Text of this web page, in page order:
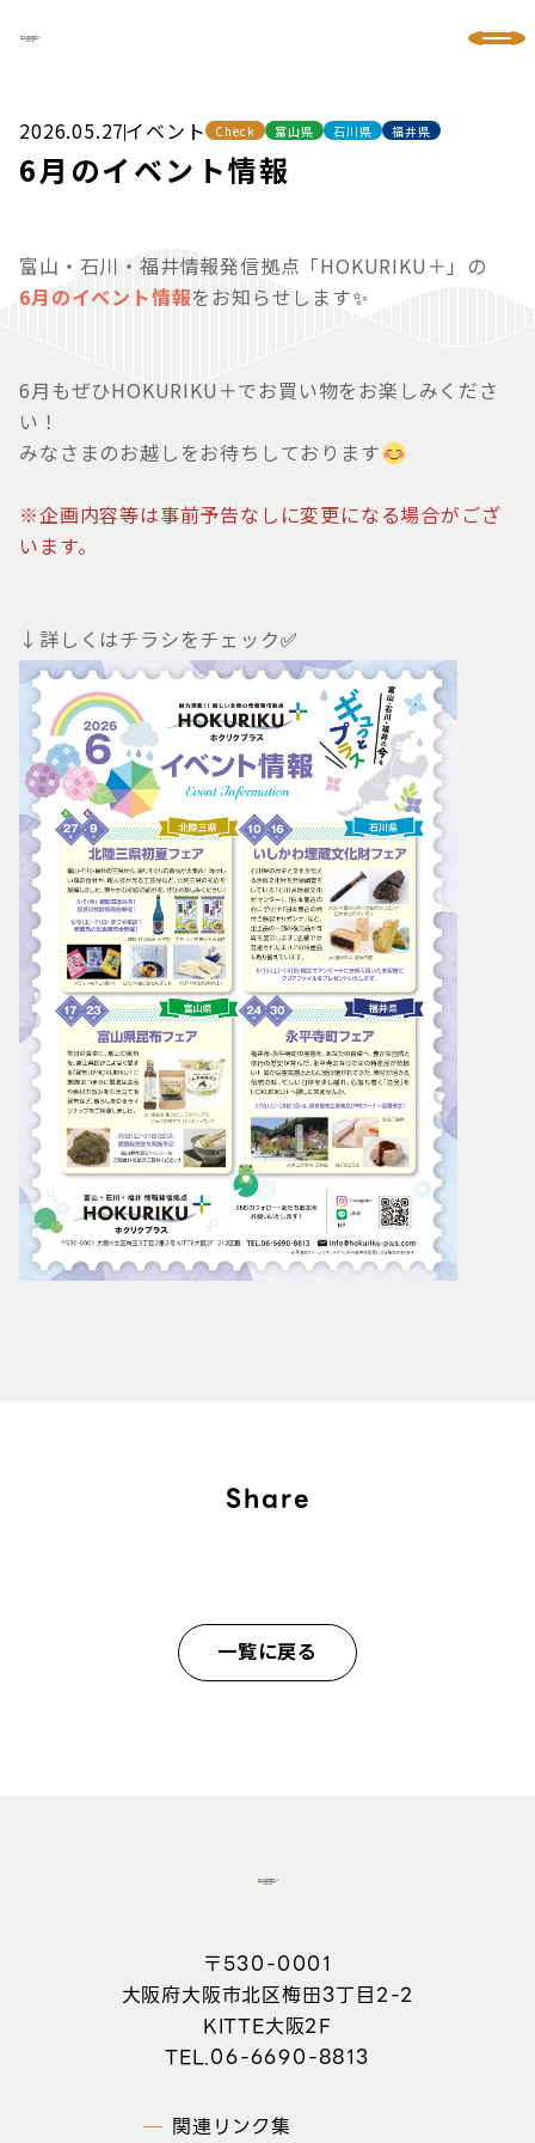
6月のイベント情報
2026.05.27イベント Check 富山県 石川県 福井県
富山・石川・福井情報発信拠点「HOKURIKU＋」の
6月のイベント情報をお知らせします✨
6月もぜひHOKURIKU＋でお買い物をお楽しみくださ
い！
みなさまのお越しをお待ちしております
※企画内容等は事前予告なしに変更になる場合がござ
います。
↓詳しくはチラシをチェック✅
Share
一覧に戻る
〒530-0001
大阪府大阪市北区梅田3丁目2-2
KITTE大阪2F
06-6690-8813
関連リンク集